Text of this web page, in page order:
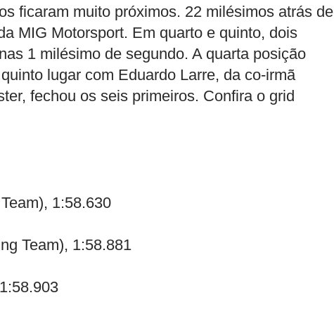
ficaram muito próximos. 22 milésimos atrás de
MIG Motorsport. Em quarto e quinto, dois
1 milésimo de segundo. A quarta posição
lugar com Eduardo Larre, da co-irmã
fechou os seis primeiros. Confira o grid
1:58.630
Team), 1:58.881